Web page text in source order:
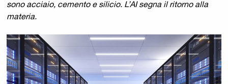
sono acciaio, cemento e silicio. L’AI segna il ritorno alla
materia.